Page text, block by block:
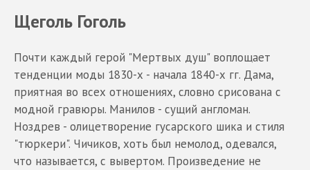
Щеголь Гоголь
Почти каждый герой "Мертвых душ" воплощает
тенденции моды 1830-х - начала 1840-х гг. Дама,
приятная во всех отношениях, словно срисована с
модной гравюры. Манилов - сущий англоман.
Ноздрев - олицетворение гусарского шика и стиля
"тюркери". Чичиков, хоть был немолод, одевался,
что называется, с вывертом. Произведение не